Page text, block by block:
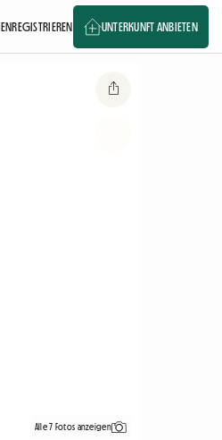
REGISTRIEREN UNTERKUNFT ANBIETEN
Alle 7 Fotos anzeigen